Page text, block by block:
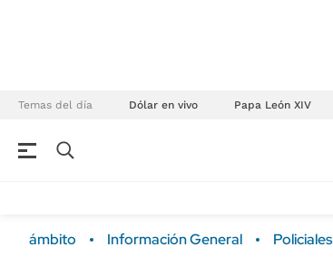
Temas del día Dólar en vivo Papa León XIV
ámbito Información General Policiales